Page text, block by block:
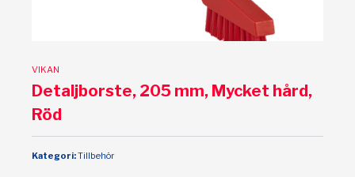
VIKAN
Detaljborste, 205 mm, Mycket hård,
Röd
Kategori:Tillbehör